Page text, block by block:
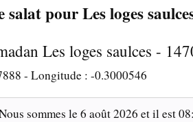
salat pour Les loges
Les loges saulces -
- Longitude : -0.3000546
sommes le6 août 2026 et il est